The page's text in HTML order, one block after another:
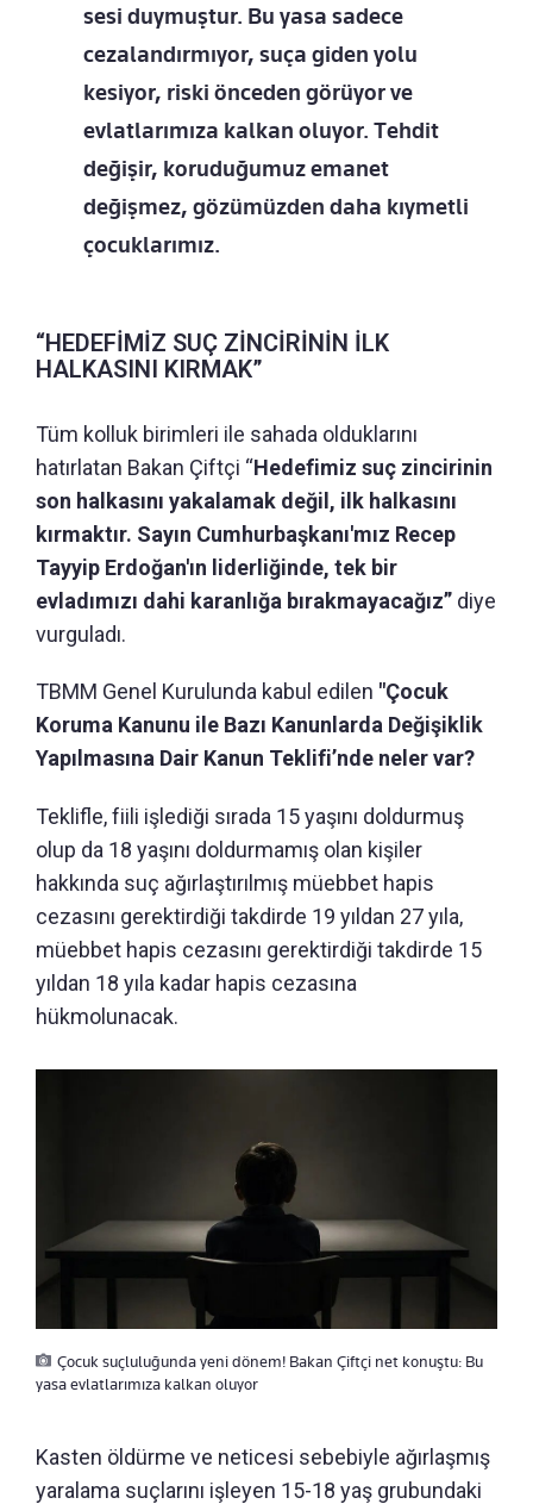
sesi duymuştur. Bu yasa sadece
cezalandırmıyor, suça giden yolu
kesiyor, riski önceden görüyor ve
evlatlarımıza kalkan oluyor. Tehdit
değişir, koruduğumuz emanet
değişmez, gözümüzden daha kıymetli
çocuklarımız.
“HEDEFİMİZ SUÇ ZİNCİRİNİN İLK
HALKASINI KIRMAK”
Tüm kolluk birimleri ile sahada olduklarını
hatırlatan Bakan Çiftçi “Hedefimiz suç zincirinin
son halkasını yakalamak değil, ilk halkasını
kırmaktır. Sayın Cumhurbaşkanı'mız Recep
Tayyip Erdoğan'ın liderliğinde, tek bir
evladımızı dahi karanlığa bırakmayacağız” diye
vurguladı.
TBMM Genel Kurulunda kabul edilen "Çocuk
Koruma Kanunu ile Bazı Kanunlarda Değişiklik
Yapılmasına Dair Kanun Teklifi’nde neler var?
Teklifle, fiili işlediği sırada 15 yaşını doldurmuş
olup da 18 yaşını doldurmamış olan kişiler
hakkında suç ağırlaştırılmış müebbet hapis
cezasını gerektirdiği takdirde 19 yıldan 27 yıla,
müebbet hapis cezasını gerektirdiği takdirde 15
yıldan 18 yıla kadar hapis cezasına
hükmolunacak.
Çocuk suçluluğunda yeni dönem! Bakan Çiftçi net konuştu: Bu
yasa evlatlarımıza kalkan oluyor
Kasten öldürme ve neticesi sebebiyle ağırlaşmış
yaralama suçlarını işleyen 15-18 yaş grubundaki